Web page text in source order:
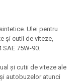
Ulei pentru
și cutii de viteze,
75W-90.
și cutii de viteze ale
autobuzelor atunci